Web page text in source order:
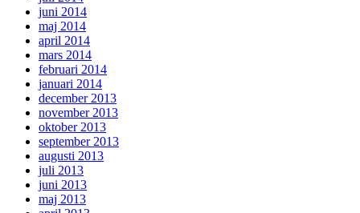
juni 2014
maj 2014
april 2014
mars 2014
februari 2014
januari 2014
december 2013
november 2013
oktober 2013
september 2013
augusti 2013
juli 2013
juni 2013
maj 2013